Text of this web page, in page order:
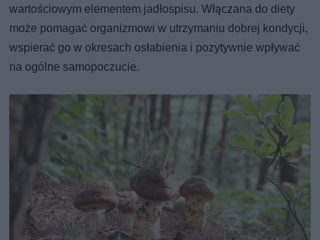
wartościowym elementem jadłospisu. Włączana do diety
może pomagać organizmowi w utrzymaniu dobrej kondycji,
wspierać go w okresach osłabienia i pozytywnie wpływać
na ogólne samopoczucie.